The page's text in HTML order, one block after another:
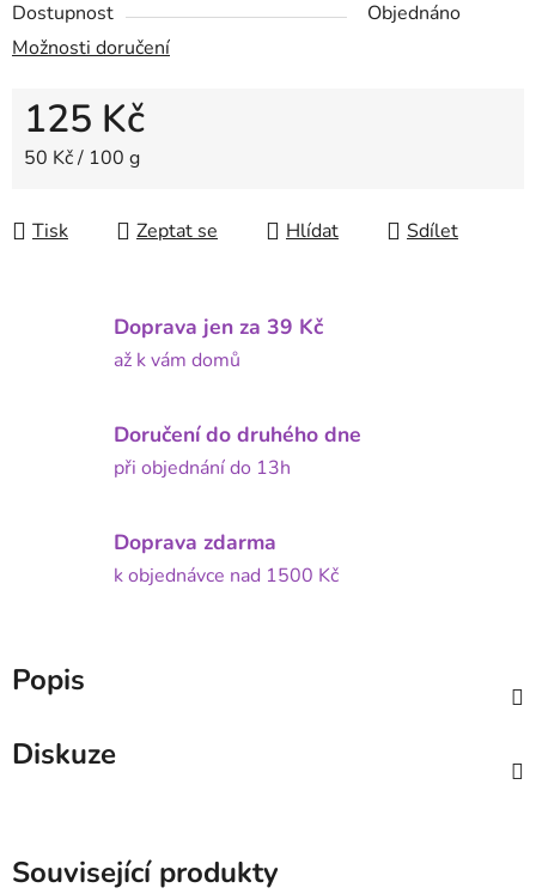
Dostupnost
Objednáno
Možnosti doručení
125 Kč
Měrná cena:
50 Kč / 100 g
Tisk Zeptat se Hlídat Sdílet
Doprava jen za 39 Kč
až k vám domů
Doručení do druhého dne
při objednání do 13h
Doprava zdarma
k objednávce nad 1500 Kč
Popis
Diskuze
Související produkty